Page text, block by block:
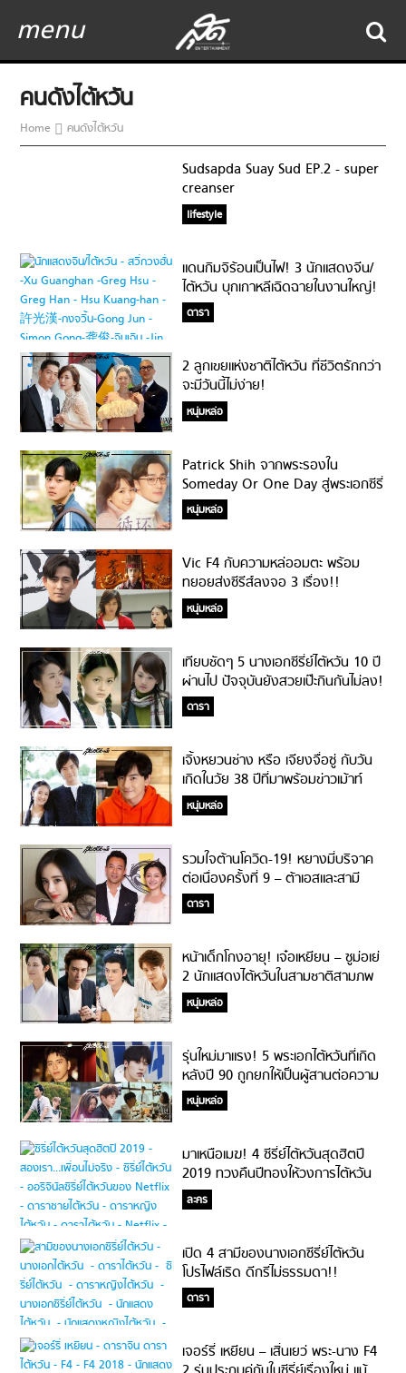
menu
คนดังไต้หวัน
Home คนดังไต้หวัน
Sudsapda Suay Sud EP.2 - super
creanser
lifestyle
แดนกิมจิร้อนเป็นไฟ! 3 นักแสดงจีน/
ไต้หวัน บุกเกาหลีเฉิดฉายในงานใหญ่!
ดารา
2 ลูกเขยแห่งชาติไต้หวัน ที่ชีวิตรักกว่า
จะมีวันนี้ไม่ง่าย!
หนุ่มหล่อ
Patrick Shih จากพระรองใน
Someday Or One Day สู่พระเอกซีรี่
ย์จีนแนวโรแมนติกที่ต้องจับตามอง!
หนุ่มหล่อ
Vic F4 กับความหล่ออมตะ พร้อม
ทยอยส่งซีรีส์ลงจอ 3 เรื่อง!!
หนุ่มหล่อ
เทียบชัดๆ 5 นางเอกซีรี่ย์ไต้หวัน 10 ปี
ผ่านไป​ ปัจจุบันยังสวยเป๊ะกินกันไม่ลง!
ดารา
เจิ้งหยวนช่าง หรือ เจียงจื่อซู่ กับวัน
เกิดในวัย 38 ปีที่มาพร้อมข่าวเม้าท์
งานนี้มีของขึ้น!
หนุ่มหล่อ
รวมใจต้านโควิด-19! หยางมี่บริจาค
ต่อเนื่องครั้งที่ 9 – ต้าเอสและสามี
เปลี่ยนโรงแรมเป็นที่เก็บตัวกันโรค!
ดารา
หน้าเด็กโกงอายุ! เจ๋อเหยียน – ซูม่อเย่
2 นักแสดงไต้หวันในสามชาติสามภพ
ลิขิตเหนือเขนย เลข 4 ยังแซ่บ!
หนุ่มหล่อ
รุ่นใหม่มาแรง! 5 พระเอกไต้หวันที่เกิด
หลังปี 90 ถูกยกให้เป็นผู้สานต่อความ
ปังให้วงการ!
หนุ่มหล่อ
มาเหนือเมฆ! 4 ซีรี่ย์ไต้หวันสุดฮิตปี
2019 ทวงคืนปีทองให้วงการไต้หวัน
อีกครั้ง!!
ละคร
เปิด 4 สามีของนางเอกซีรี่ย์ไต้หวัน
โปรไฟล์เริด ดีกรีไม่ธรรมดา!!
ดารา
เจอร์รี่ เหยียน – เสิ่นเยว่ พระ-นาง F4